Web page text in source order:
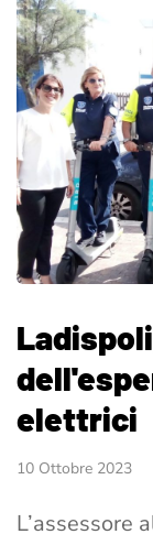
elettrici
10 Ottobre 2023
L’assessore